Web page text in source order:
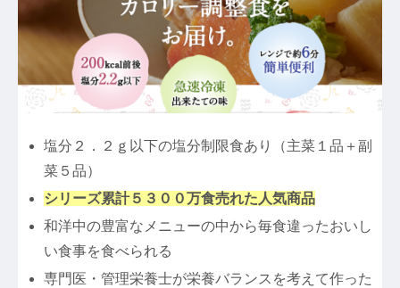
塩分２．２ｇ以下の塩分制限食あり（主菜１品＋副
菜５品）
シリーズ累計５３００万食売れた人気商品
和洋中の豊富なメニューの中から毎食違ったおいし
い食事を食べられる
専門医・管理栄養士が栄養バランスを考えて作った